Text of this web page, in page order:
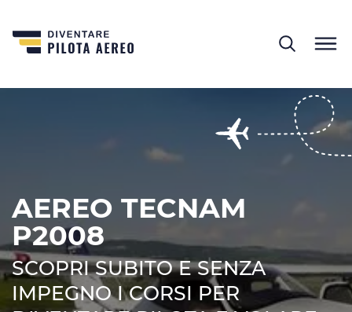
AEREO TECNAM
P2008
SCOPRI SUBITO E SENZA
IMPEGNO I CORSI PER